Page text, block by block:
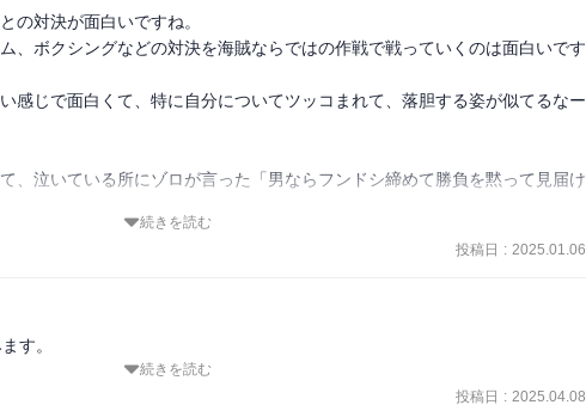
の対決が面白いですね。
、ボクシングなどの対決を海賊ならではの作戦で戦っていくのは面白いです
感じで面白くて、特に自分についてツッコまれて、落胆する姿が似てるなー
、泣いている所にゾロが言った「男ならフンドシ締めて勝負を黙って見届け
続きを読む
投稿日 : 2025.01.06
す。
あるが、覚えていない。フォクシーはなんて卑怯だ。それを受け入れる麦わ
続きを読む
投稿日 : 2025.04.08